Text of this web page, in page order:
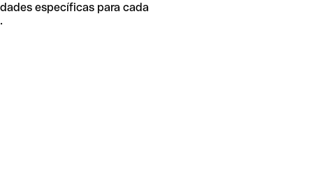
específicas para cada